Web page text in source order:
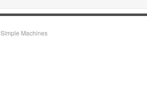
Simple Machines